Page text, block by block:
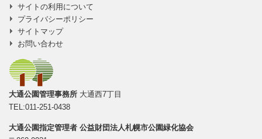
サイトの利用について
プライバシーポリシー
サイトマップ
お問い合わせ
大通公園管理事務所 大通西7丁目
TEL:011-251-0438
大通公園指定管理者 公益財団法人札幌市公園緑化協会